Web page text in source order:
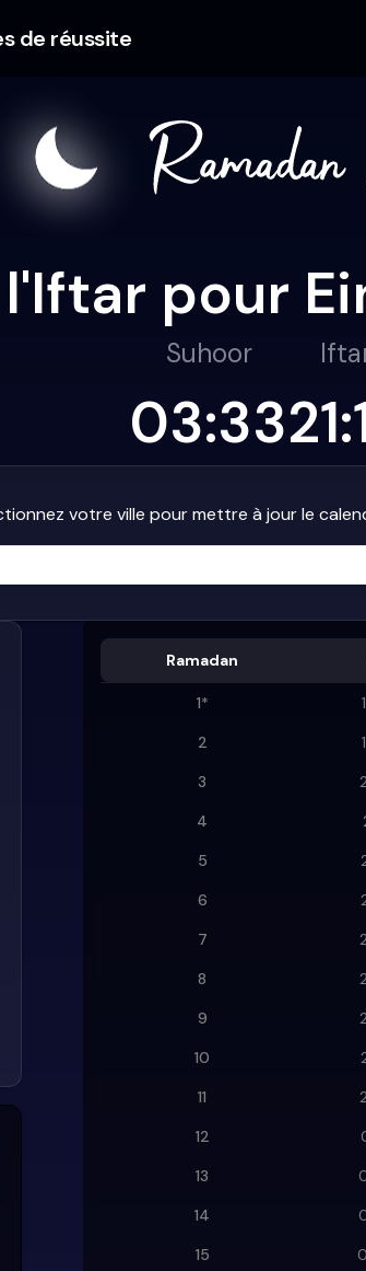
de réussite
pour
Suhoor
03:33
votre ville pour mettre à jour le
Ramadan
1*
2
3
4
5
6
7
8
9
10
11
12
13
14
15